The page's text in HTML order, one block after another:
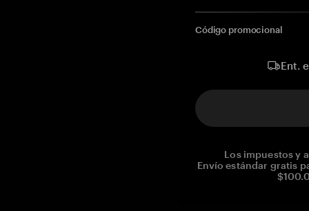
Código promocional
Ent.
Los impuestos y
Envío estándar gratis